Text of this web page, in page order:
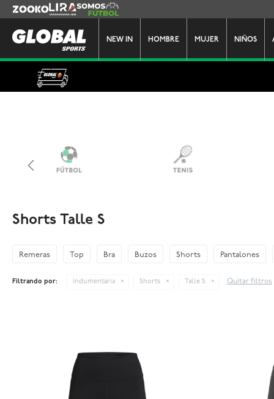
NEW IN HOMBRE MUJER NIÑOS
Zooko Lira Somos Futbol
Shorts Talle S
Remeras Top Bra Buzos Shorts Pantalones
Filtrando por: Indumentaria Shorts Talle S Quitar filtros